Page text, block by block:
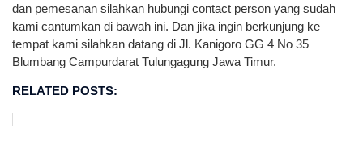
dan pemesanan silahkan hubungi contact person yang sudah
kami cantumkan di bawah ini. Dan jika ingin berkunjung ke
tempat kami silahkan datang di Jl. Kanigoro GG 4 No 35
Blumbang Campurdarat Tulungagung Jawa Timur.
RELATED POSTS: